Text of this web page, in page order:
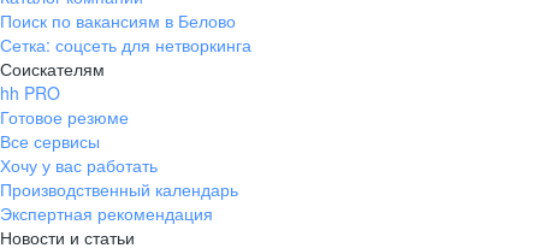
Поиск по вакансиям в Белово
Сетка: соцсеть для нетворкинга
Соискателям
hh PRO
Готовое резюме
Все сервисы
Хочу у вас работать
Производственный календарь
Экспертная рекомендация
Новости и статьи